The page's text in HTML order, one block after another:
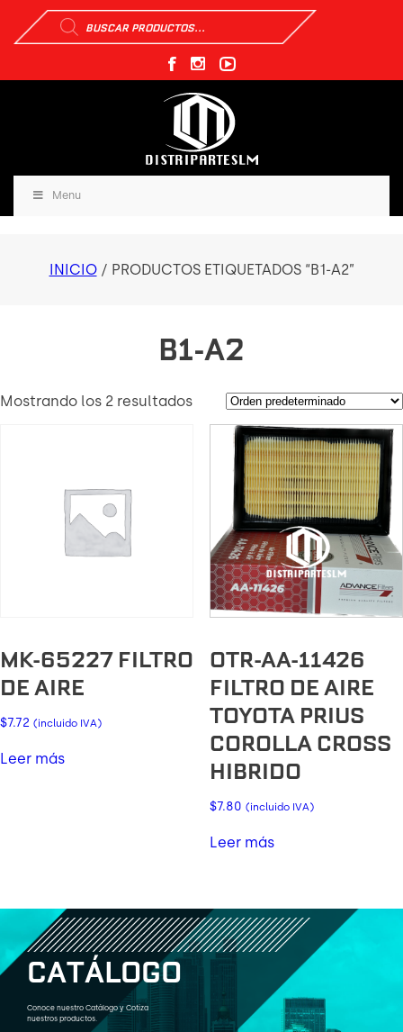
Búsqueda
de
productos
Menu
INICIO/ PRODUCTOS ETIQUETADOS “B1-A2”
B1-A2
Mostrando los 2 resultados
MK-65227 FILTRO
DE AIRE
$7.72 (incluido IVA)
Leer más
OTR-AA-11426
FILTRO DE AIRE
TOYOTA PRIUS
COROLLA CROSS
HIBRIDO
$7.80 (incluido IVA)
Leer más
CATÁLOGO
Conoce nuestro Catálogo y Cotiza
nuestros productos.